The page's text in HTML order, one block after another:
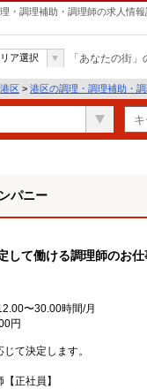
調理補助・調理師の求人情
ア選択 「あなたの街
港区 > 港区の調理・調理補助・
パニー
して働ける調理師のお仕
〜30.00時間/月
円
て決定します。
正社員】